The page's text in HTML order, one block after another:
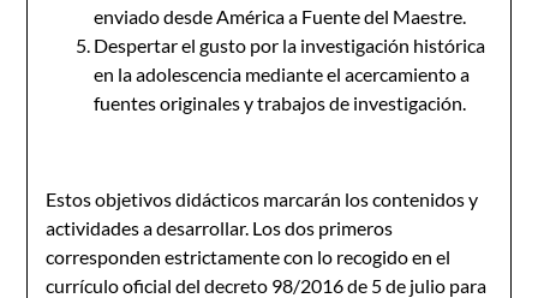
enviado desde América a Fuente del Maestre.
Despertar el gusto por la investigación histórica
en la adolescencia mediante el acercamiento a
fuentes originales y trabajos de investigación.
Estos objetivos didácticos marcarán los contenidos y
actividades a desarrollar. Los dos primeros
corresponden estrictamente con lo recogido en el
currículo oficial del decreto 98/2016 de 5 de julio para